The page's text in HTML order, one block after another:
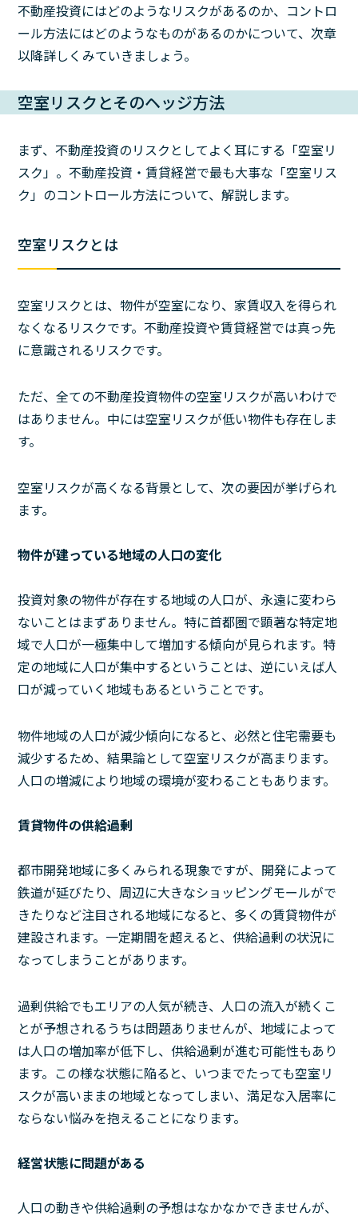
不動産投資にはどのようなリスクがあるのか、コントロ
ール方法にはどのようなものがあるのかについて、次章
以降詳しくみていきましょう。
空室リスクとそのヘッジ方法
まず、不動産投資のリスクとしてよく耳にする「空室リ
スク」。不動産投資・賃貸経営で最も大事な「空室リス
ク」のコントロール方法について、解説します。
空室リスクとは
空室リスクとは、物件が空室になり、家賃収入を得られ
なくなるリスクです。不動産投資や賃貸経営では真っ先
に意識されるリスクです。
ただ、全ての不動産投資物件の空室リスクが高いわけで
はありません。中には空室リスクが低い物件も存在しま
す。
空室リスクが高くなる背景として、次の要因が挙げられ
ます。
物件が建っている地域の人口の変化
投資対象の物件が存在する地域の人口が、永遠に変わら
ないことはまずありません。特に首都圏で顕著な特定地
域で人口が一極集中して増加する傾向が見られます。特
定の地域に人口が集中するということは、逆にいえば人
口が減っていく地域もあるということです。
物件地域の人口が減少傾向になると、必然と住宅需要も
減少するため、結果論として空室リスクが高まります。
人口の増減により地域の環境が変わることもあります。
賃貸物件の供給過剰
都市開発地域に多くみられる現象ですが、開発によって
鉄道が延びたり、周辺に大きなショッピングモールがで
きたりなど注目される地域になると、多くの賃貸物件が
建設されます。一定期間を超えると、供給過剰の状況に
なってしまうことがあります。
過剰供給でもエリアの人気が続き、人口の流入が続くこ
とが予想されるうちは問題ありませんが、地域によって
は人口の増加率が低下し、供給過剰が進む可能性もあり
ます。この様な状態に陥ると、いつまでたっても空室リ
スクが高いままの地域となってしまい、満足な入居率に
ならない悩みを抱えることになります。
経営状態に問題がある
人口の動きや供給過剰の予想はなかなかできませんが、